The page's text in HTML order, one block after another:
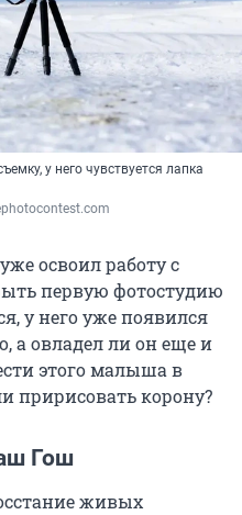
у него чувствуется лапка
освоил работу с
первую фотостудию
у него уже появился
а овладел ли он еще и
этого малыша в
корону?
Гош
живых